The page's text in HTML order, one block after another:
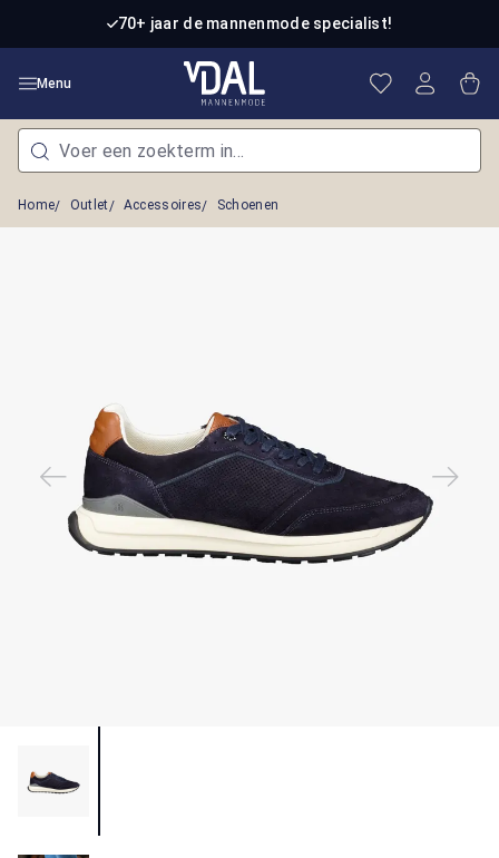
Ga naar de hoofdinhoud70+ jaar de mannenmode specialist!
Menu Je hebt 0
Home Outlet Accessoires Schoenen